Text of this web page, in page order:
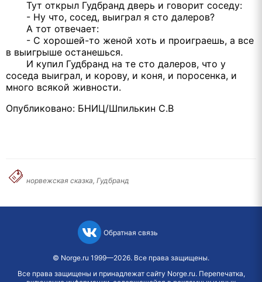
Тут открыл Гудбранд дверь и говорит соседу:
- Ну что, сосед, выиграл я сто далеров?
А тот отвечает:
- С хорошей-то женой хоть и проиграешь, а все
в выигрыше останешься.
И купил Гудбранд на те сто далеров, что у
соседа выиграл, и корову, и коня, и поросенка, и
много всякой живности.
Опубликовано: БНИЦ/Шпилькин С.В
норвежская сказка, Гудбранд
Обратная связь
© Norge.ru 1999—2026. Все права защищены.
Все права защищены и принадлежат сайту Norge.ru. Перепечатка,